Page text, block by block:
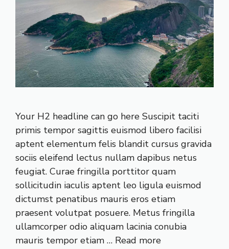
Your H2 headline can go here Suscipit taciti
primis tempor sagittis euismod libero facilisi
aptent elementum felis blandit cursus gravida
sociis eleifend lectus nullam dapibus netus
feugiat. Curae fringilla porttitor quam
sollicitudin iaculis aptent leo ligula euismod
dictumst penatibus mauris eros etiam
praesent volutpat posuere. Metus fringilla
ullamcorper odio aliquam lacinia conubia
mauris tempor etiam … Read more